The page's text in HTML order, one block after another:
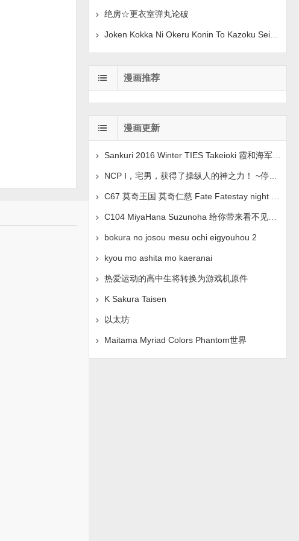
绝房☆更衣室弹丸论破
Joken Kokka Ni Okeru Konin To Kazoku Seikatsu 原创
漫画推荐
漫画更新
Sankuri 2016 Winter TIES Takeioki 霞和海军上将假装
NCP I，宅男，获得了操纵人的神之力！ ~停止、操纵、情绪控
C104 MiyaHana Suzunoha 给你带来看不见的乐趣 蓝色档
bokura no josou mesu ochi eigyouhou 2
kyou mo ashita mo kaeranai
热爱运动的高中生将转换为游戏机原件
K Sakura Taisen
以太坊
Maitama Myriad Colors Phantom世界